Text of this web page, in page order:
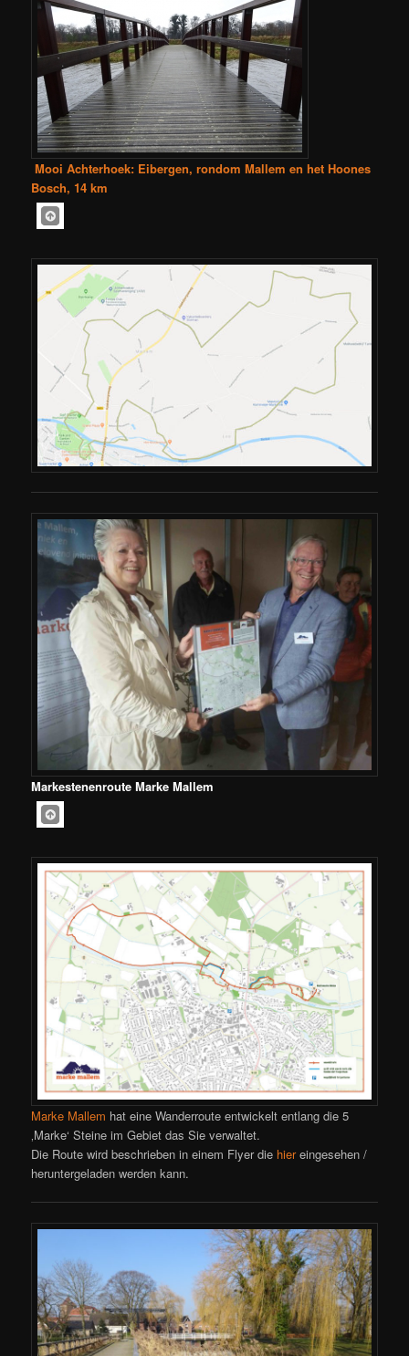
Mooi Achterhoek: Eibergen, rondom Mallem en het Hoones
Bosch, 14 km
Markestenenroute Marke Mallem
Marke Mallem hat eine Wanderroute entwickelt entlang die 5
‚Marke‘ Steine im Gebiet das Sie verwaltet.
Die Route wird beschrieben in einem Flyer die hiereingesehen /
heruntergeladen werden kann.